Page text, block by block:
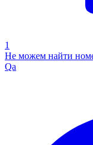
1
Не можем найти
Qa